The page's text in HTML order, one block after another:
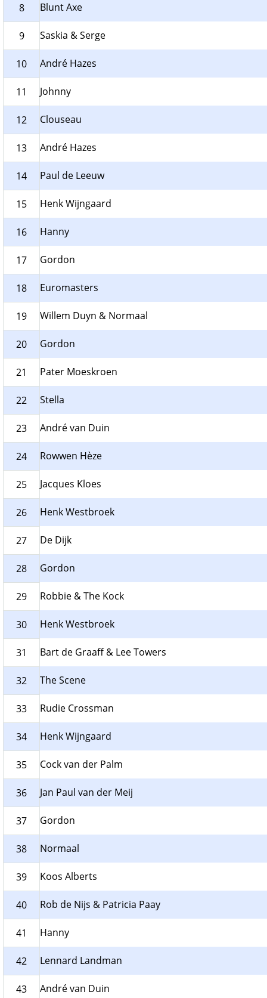
8 Blunt Axe
9 Saskia & Serge
10 André Hazes
11 Johnny
12 Clouseau
13 André Hazes
14 Paul de Leeuw
15 Henk Wijngaard
16 Hanny
17 Gordon
18 Euromasters
19 Willem Duyn & Normaal
20 Gordon
21 Pater Moeskroen
22 Stella
23 André van Duin
24 Rowwen Hèze
25 Jacques Kloes
26 Henk Westbroek
27 De Dijk
28 Gordon
29 Robbie & The Kock
30 Henk Westbroek
31 Bart de Graaff & Lee Towers
32 The Scene
33 Rudie Crossman
34 Henk Wijngaard
35 Cock van der Palm
36 Jan Paul van der Meij
37 Gordon
38 Normaal
39 Koos Alberts
40 Rob de Nijs & Patricia Paay
41 Hanny
42 Lennard Landman
43 André van Duin